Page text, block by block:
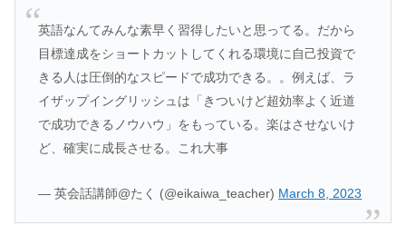
英語なんてみんな素早く習得したいと思ってる。だから
目標達成をショートカットしてくれる環境に自己投資で
きる人は圧倒的なスピードで成功できる。。例えば、ラ
イザップイングリッシュは「きついけど超効率よく近道
で成功できるノウハウ」をもっている。楽はさせないけ
ど、確実に成長させる。これ大事
— 英会話講師@たく (@eikaiwa_teacher) March 8, 2023